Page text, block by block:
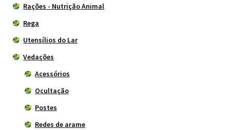
Rações - Nutrição Animal
Rega
Utensílios do Lar
Vedações
Acessórios
Ocultação
Postes
Redes de arame